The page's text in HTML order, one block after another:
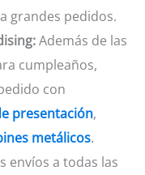
grandes pedidos.
Además de las
cumpleaños,
con
presentación,
metálicos.
envíos a todas las